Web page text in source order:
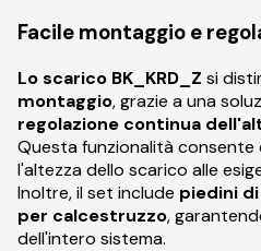
Facile montaggio e
Lo scarico BK_KRD_Z si
montaggio, grazie a una
regolazione continua
Questa funzionalità
l'altezza dello scarico alle
Inoltre, il set include piedini
per calcestruzzo,
dell'intero sistema.